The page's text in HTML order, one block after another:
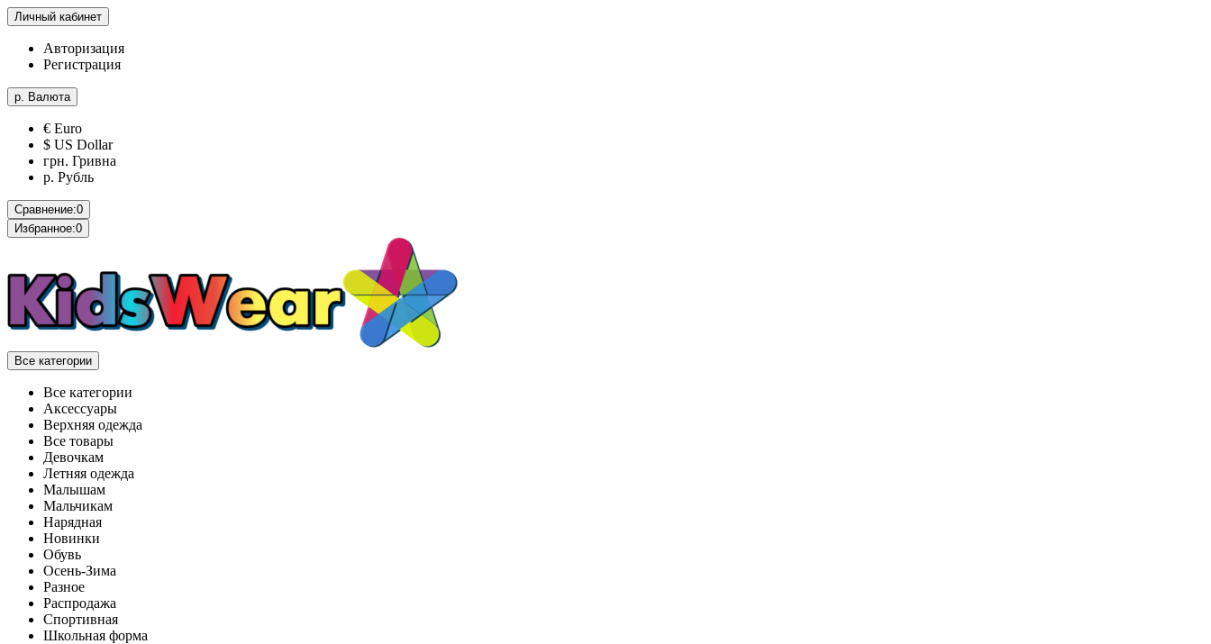
Личный кабинет
Авторизация
Регистрация
р. Валюта
€ Euro
$ US Dollar
грн. Гривна
р. Рубль
Сравнение:0
Избранное:0
Все категории
Все категории
Аксессуары
Верхняя одежда
Все товары
Девочкам
Летняя одежда
Малышам
Мальчикам
Нарядная
Новинки
Обувь
Осень-Зима
Разное
Распродажа
Спортивная
Школьная форма